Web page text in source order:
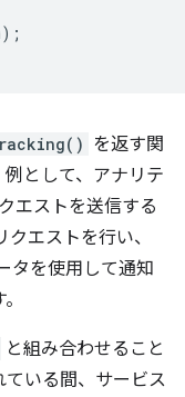
);
を返す関
として、アナリテ
エストを送信する
エストを行い、
タを使用して通知
と組み合わせること
いる間、サービス